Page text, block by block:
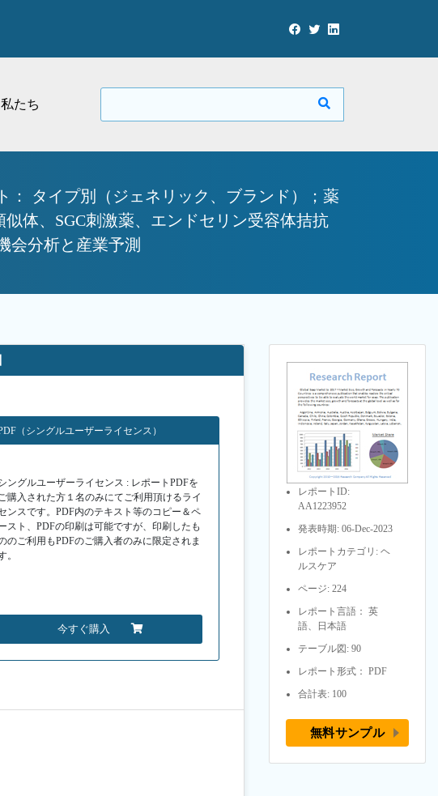
たち
： タイプ別（ジェネリック、ブランド）；薬
体、SGC刺激薬、エンドセリン受容体拮抗
会分析と産業予測
（シングルユーザーライセンス）
ングルユーザーライセンス : レポートPDFを
ご購入された方１名のみにてご利用頂けるライ
ンスです。PDF内のテキスト等のコピー＆ペ
スト、PDFの印刷は可能ですが、印刷したも
のご利用もPDFのご購入者のみに限定されま
。
今すぐ購入
レポートID:
AA1223952
発表時期: 06-Dec-2023
レポートカテゴリ: ヘ
ルスケア
ページ: 224
レポート言語： 英
語、日本語
テーブル図: 90
レポート形式： PDF
合計表: 100
無料サンプル